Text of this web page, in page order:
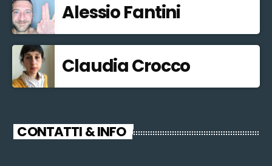
Alessio Fantini
Claudia Crocco
CONTATTI & INFO